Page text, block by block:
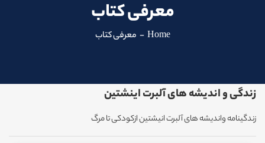
معرفی کتاب
Home
- معرفی کتاب
زندگی و اندیشه های آلبرت اینشتین
زندگینامه واندیشه های آلبرت انیشتین ازکودکی تا مرگ